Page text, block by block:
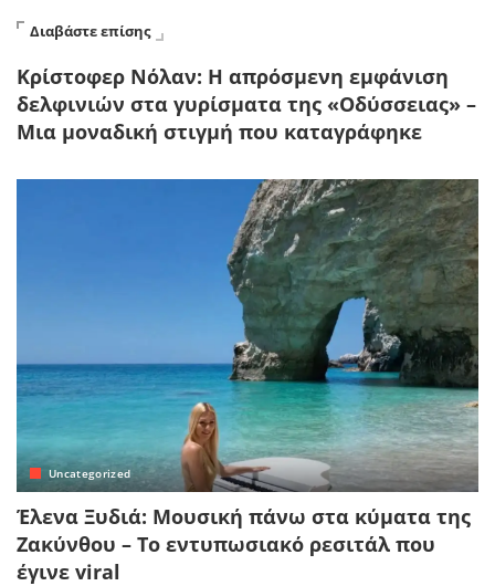
Διαβάστε επίσης
Κρίστοφερ Νόλαν: Η απρόσμενη εμφάνιση
δελφινιών στα γυρίσματα της «Οδύσσειας» –
Μια μοναδική στιγμή που καταγράφηκε
Uncategorized
Έλενα Ξυδιά: Μουσική πάνω στα κύματα της
Ζακύνθου – Το εντυπωσιακό ρεσιτάλ που
έγινε viral